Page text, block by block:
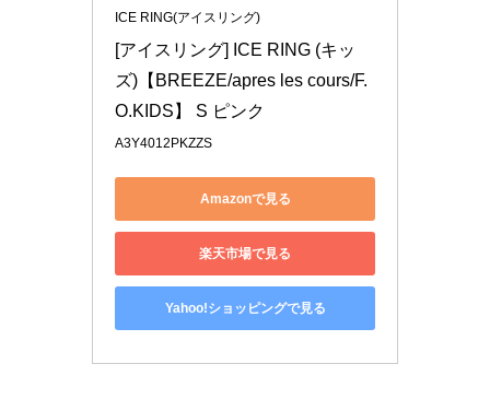
ICE RING(アイスリング)
[アイスリング] ICE RING (キッ
ズ)【BREEZE/apres les cours/F.
O.KIDS】 S ピンク
A3Y4012PKZZS
Amazonで見る
楽天市場で見る
Yahoo!ショッピングで見る